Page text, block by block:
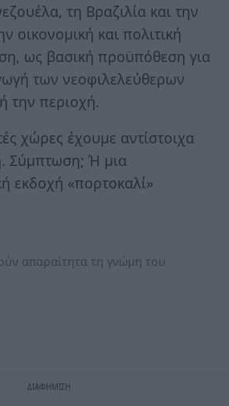
τη Βραζιλία και την
οικονομική και πολιτική
ως βασική προϋπόθεση για
των νεοφιλελεύθερων
την περιοχή.
χώρες έχουμε αντίστοιχα
Σύμπτωση; Ή μια
εκδοχή «πορτοκαλί»
απαραίτητα τη γνώμη του